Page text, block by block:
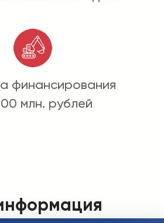
финансирования
млн. рублей